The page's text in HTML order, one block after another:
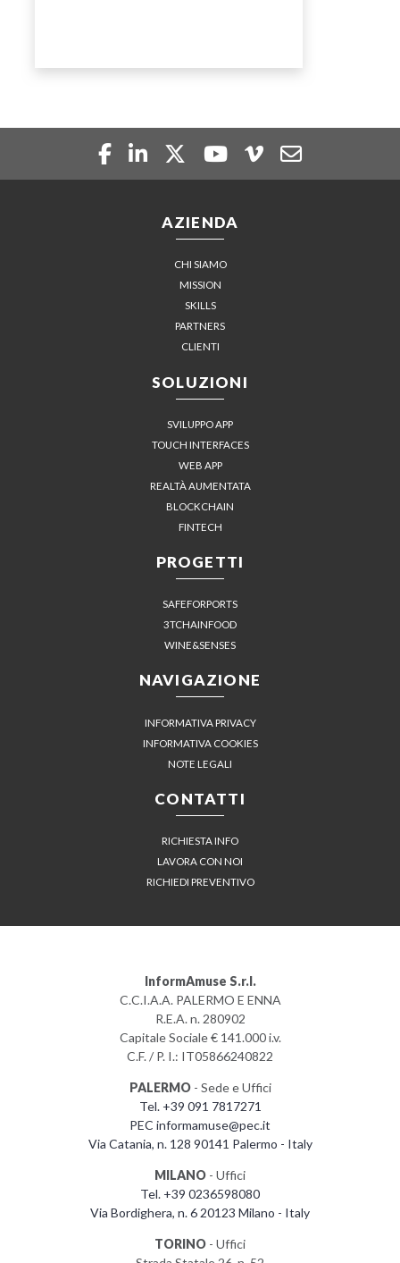
AZIENDA
CHI SIAMO
MISSION
SKILLS
PARTNERS
CLIENTI
SOLUZIONI
SVILUPPO APP
TOUCH INTERFACES
WEB APP
REALTÀ AUMENTATA
BLOCKCHAIN
FINTECH
PROGETTI
SAFEFORPORTS
3TCHAINFOOD
WINE&SENSES
NAVIGAZIONE
INFORMATIVA PRIVACY
INFORMATIVA COOKIES
NOTE LEGALI
CONTATTI
RICHIESTA INFO
LAVORA CON NOI
RICHIEDI PREVENTIVO
InformAmuse S.r.l.
C.C.I.A.A. PALERMO E ENNA
R.E.A. n. 280902
Capitale Sociale € 141.000 i.v.
C.F. / P. I.: IT05866240822
PALERMO- Sede e Uffici
Tel. +39 091 7817271
PEC informamuse@pec.it
Via Catania, n. 128 90141 Palermo - Italy
MILANO - Uffici
Tel. +39 0236598080
Via Bordighera, n. 6 20123 Milano - Italy
TORINO - Uffici